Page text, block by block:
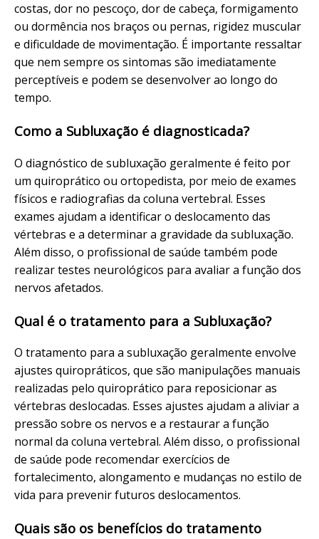
costas, dor no pescoço, dor de cabeça, formigamento
ou dormência nos braços ou pernas, rigidez muscular
e dificuldade de movimentação. É importante ressaltar
que nem sempre os sintomas são imediatamente
perceptíveis e podem se desenvolver ao longo do
tempo.
Como a Subluxação é diagnosticada?
O diagnóstico de subluxação geralmente é feito por
um quiroprático ou ortopedista, por meio de exames
físicos e radiografias da coluna vertebral. Esses
exames ajudam a identificar o deslocamento das
vértebras e a determinar a gravidade da subluxação.
Além disso, o profissional de saúde também pode
realizar testes neurológicos para avaliar a função dos
nervos afetados.
Qual é o tratamento para a Subluxação?
O tratamento para a subluxação geralmente envolve
ajustes quiropráticos, que são manipulações manuais
realizadas pelo quiroprático para reposicionar as
vértebras deslocadas. Esses ajustes ajudam a aliviar a
pressão sobre os nervos e a restaurar a função
normal da coluna vertebral. Além disso, o profissional
de saúde pode recomendar exercícios de
fortalecimento, alongamento e mudanças no estilo de
vida para prevenir futuros deslocamentos.
Quais são os benefícios do tratamento